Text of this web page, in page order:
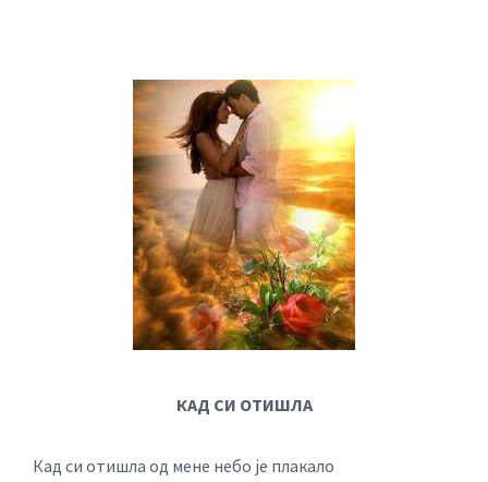
КАД СИ ОТИШЛА
Кад си отишла од мене небо је плакало